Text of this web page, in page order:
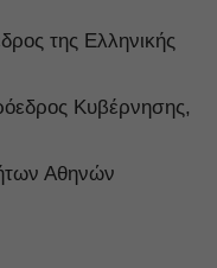
της Ελληνικής
Κυβέρνησης,
Αθηνών